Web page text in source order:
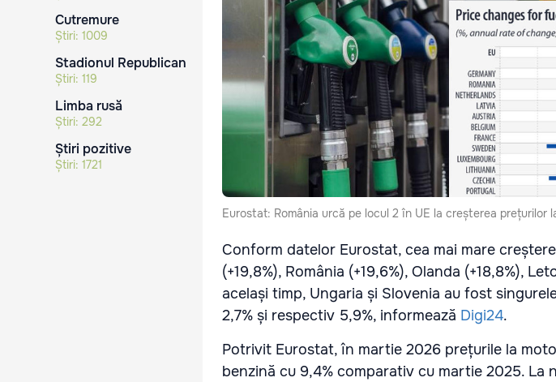
Cutremure
Știri: 1009
Stadionul Republican
Știri: 119
Limba rusă
Știri: 292
Știri pozitive
Știri: 1721
Eurostat: România urcă pe locul 2 în UE la creșterea prețurilor
Conform datelor Eurostat, cea mai mare
(+19,8%), România (+19,6%), Olanda (+18,8%),
același timp, Ungaria și Slovenia au fost
2,7% și respectiv 5,9%, informează Digi24.
Potrivit Eurostat, în martie 2026 prețurile la
benzină cu 9,4% comparativ cu martie 2025. La